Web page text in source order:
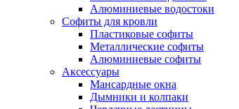
Алюминиевые водостоки
Софиты для кровли
Пластиковые софиты
Металлические софиты
Алюминиевые софиты
Аксессуары
Мансардные окна
Дымники и колпаки